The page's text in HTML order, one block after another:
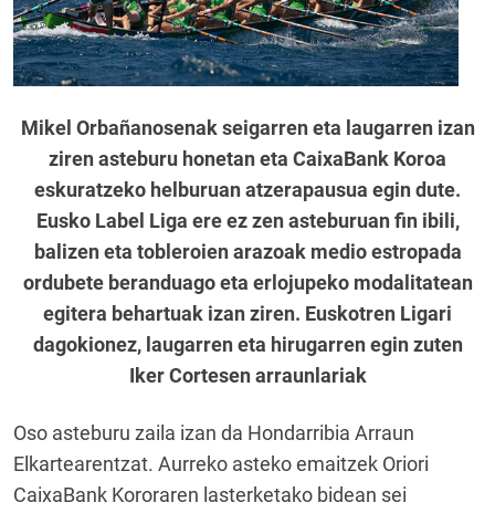
Mikel Orbañanosenak seigarren eta laugarren izan
ziren asteburu honetan eta CaixaBank Koroa
eskuratzeko helburuan atzerapausua egin dute.
Eusko Label Liga ere ez zen asteburuan fin ibili,
balizen eta tobleroien arazoak medio estropada
ordubete beranduago eta erlojupeko modalitatean
egitera behartuak izan ziren. Euskotren Ligari
dagokionez, laugarren eta hirugarren egin zuten
Iker Cortesen arraunlariak
Oso asteburu zaila izan da Hondarribia Arraun
Elkartearentzat. Aurreko asteko emaitzek Oriori
CaixaBank Kororaren lasterketako bidean sei